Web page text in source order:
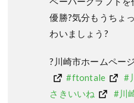
優勝?気分もうちょ
わいましょう?
?川崎市ホームペー
#ftontale
#
さきいいね
#川